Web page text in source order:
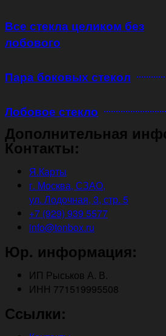
Все стекла целиком без
лобового
Пара боковых стекол
Лобовое стекло
Дополнительная
Контакты:
Я.Карты
г. Москва, СЗАО,
ул. Лодочная, 3, стр. 5
+7 (929) 939 5577
info@tonbox.ru
Юр. информация:
ИП Рыськов А. В.
ИНН 771519995508
Ссылки: